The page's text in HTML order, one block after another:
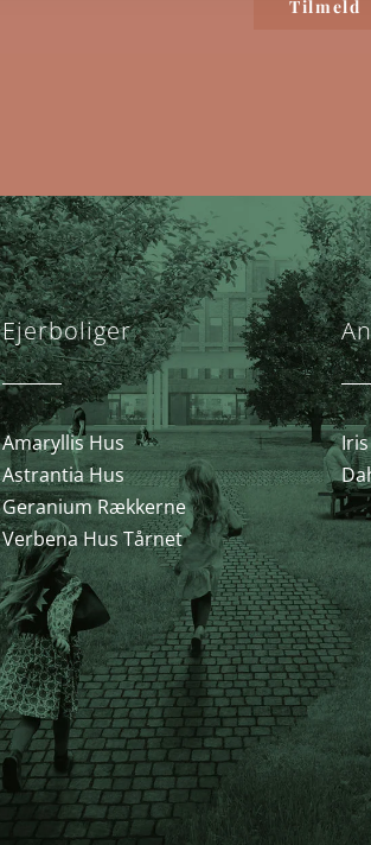
Ejerboliger
Amaryllis Hus
Astrantia Hus
Geranium Rækkerne
Verbena Hus Tårnet